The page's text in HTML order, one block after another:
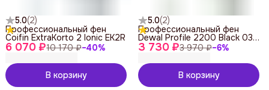
5.0(2)
6 070 ₽10 170 ₽−40%
Профессиональный фен
Coifin ExtraKorto 2 Ionic EK2R
В корзину
5.0(2)
3 730 ₽3 970 ₽−6%
Профессиональный фен
Dewal Profile 2200 Black 03-
120
В корзину